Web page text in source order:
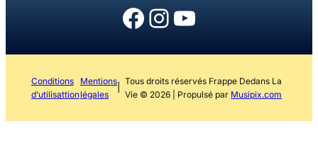
Facebook
Instagram
YouTube
Conditions
d’utilisattion
Mentions
légales
Tous droits réservés Frappe Dedans La
Vie © 2026 | Propulsé par Musipix.com